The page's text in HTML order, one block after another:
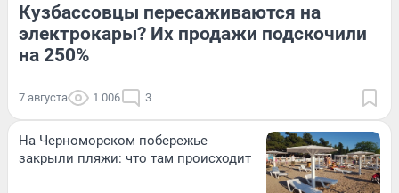
Кузбассовцы пересаживаются на
электрокары? Их продажи подскочили
на 250%
7 августа 1 006 3
На Черноморском побережье
закрыли пляжи: что там происходит